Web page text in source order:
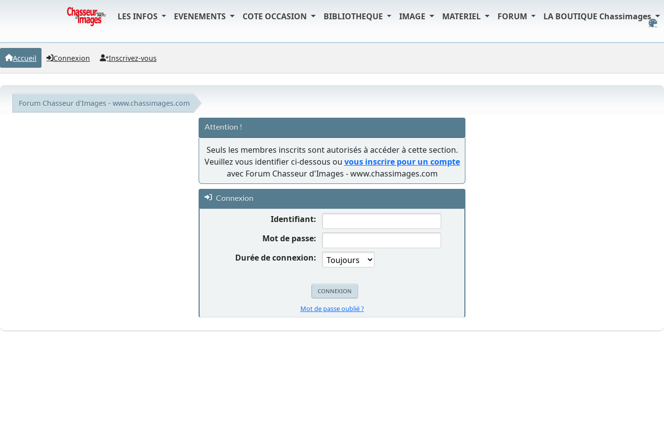
LES INFOS EVENEMENTS COTE OCCASION BIBLIOTHEQUE IMAGE MATERIEL FORUM LA BOUTIQUE Chassimages
Accueil Connexion Inscrivez-vous
Forum Chasseur d'Images - www.chassimages.com
Attention !
Seuls les membres inscrits sont autorisés à accéder à cette section.
Veuillez vous identifier ci-dessous ou vous inscrire pour un compte
avec Forum Chasseur d'Images - www.chassimages.com
Connexion
Identifiant:
Mot de passe:
Durée de connexion:
Mot de passe oublié ?